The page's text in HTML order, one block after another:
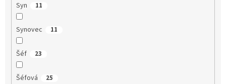
Syn 11
Synovec 11
Šéf 23
Šéfová 25